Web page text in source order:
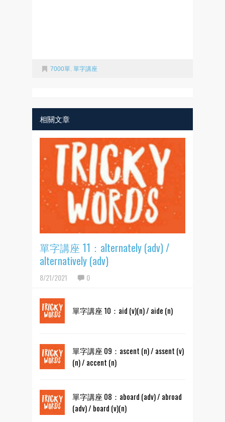
7000單 單字講座
相關文章
單字講座 11：alternately (adv) /
alternatively (adv)
8/21/2021 0
單字講座 10：aid (v)(n) / aide (n)
單字講座 09：ascent (n) / assent (v)
(n) / accent (n)
單字講座 08：aboard (adv) / abroad
(adv) / board (v)(n)